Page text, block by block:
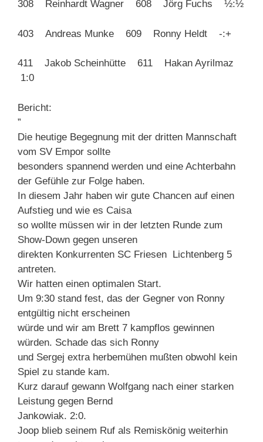
308 Reinhardt Wagner 608 Jörg Fuchs ½:½
403 Andreas Munke 609 Ronny Heldt -:+
411 Jakob Scheinhütte 611 Hakan Ayrilmaz
1:0
Bericht:
”
Die heutige Begegnung mit der dritten Mannschaft
vom SV Empor sollte
besonders spannend werden und eine Achterbahn
der Gefühle zur Folge haben.
In diesem Jahr haben wir gute Chancen auf einen
Aufstieg und wie es Caisa
so wollte müssen wir in der letzten Runde zum
Show-Down gegen unseren
direkten Konkurrenten SC Friesen Lichtenberg 5
antreten.
Wir hatten einen optimalen Start.
Um 9:30 stand fest, das der Gegner von Ronny
entgültig nicht erscheinen
würde und wir am Brett 7 kampflos gewinnen
würden. Schade das sich Ronny
und Sergej extra herbemühen mußten obwohl kein
Spiel zu stande kam.
Kurz darauf gewann Wolfgang nach einer starken
Leistung gegen Bernd
Jankowiak. 2:0.
Joop blieb seinem Ruf als Remiskönig weiterhin